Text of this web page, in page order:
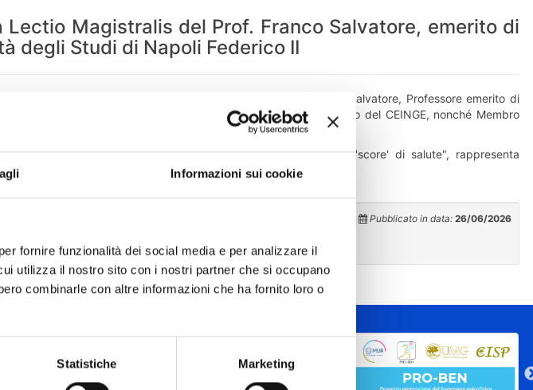
Informazioni sui cookie
fornire funzionalità dei social media e per analizzare il
utilizza il nostro sito con i nostri partner che si occupano
combinarle con altre informazioni che ha fornito loro o
Statistiche Marketing
Magistralis del Prof. Franco Salvatore, emerito di
degli Studi di Napoli Federico II
B, edificio H. si terrà la Lectio Magistralis del Prof. Franco Salvatore, Professore emerito di
Federico II, Fondatore, Past President e Coordinatore Scientifico del CEINGE, nonché Membro
umano: invecchiamento, prevenzione precoce e 'score' di salute", rappresenta
Pubblicato in data: 26/06/2026